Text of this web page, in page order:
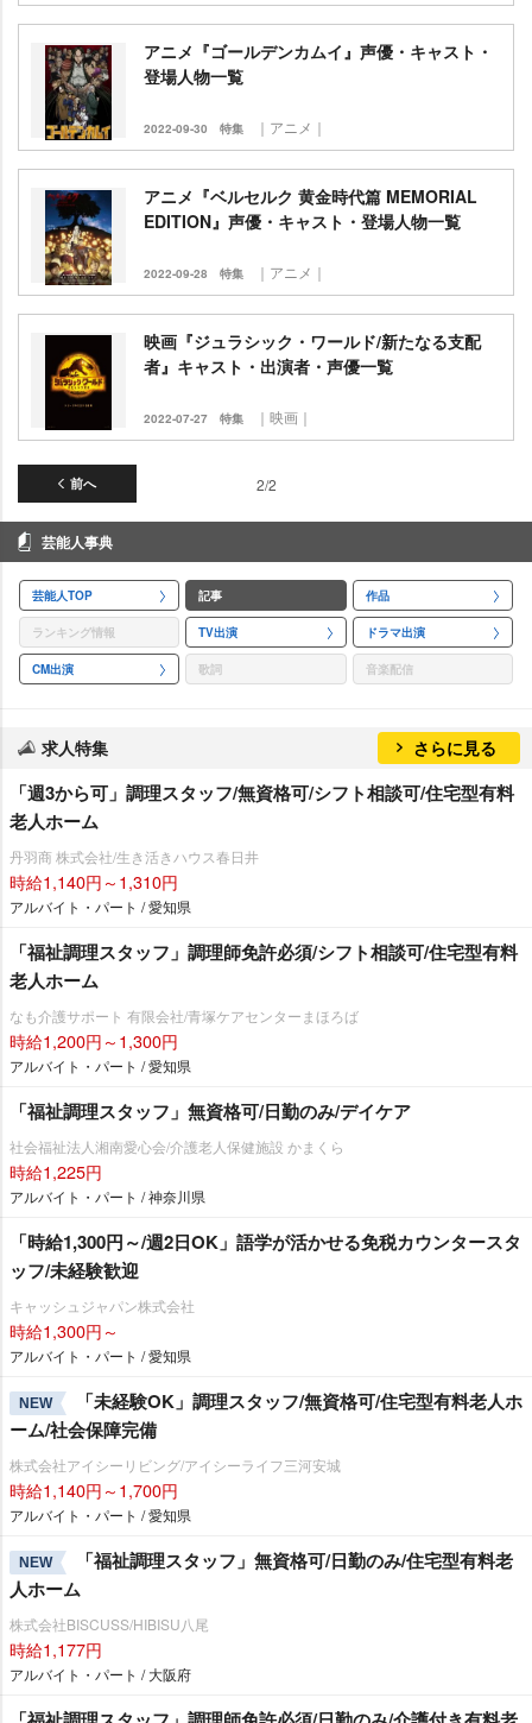
アニメ『ゴールデンカムイ』声優・キャスト・
登場人物一覧
2022-09-30 特集 ｜アニメ｜
アニメ『ベルセルク 黄金時代篇 MEMORIAL
EDITION』声優・キャスト・登場人物一覧
2022-09-28 特集 ｜アニメ｜
映画『ジュラシック・ワールド/新たなる支配
者』キャスト・出演者・声優一覧
2022-07-27 特集 ｜映画｜
前へ 2/2
芸能人事典
芸能人TOP 記事 作品
ランキング情報 TV出演 ドラマ出演
CM出演 歌詞 音楽配信
求人特集 さらに見る
「週3から可」調理スタッフ/無資格可/シフト相談可/住宅型有料
老人ホーム
丹羽商 株式会社/生き活きハウス春日井
時給1,140円～1,310円
アルバイト・パート / 愛知県
「福祉調理スタッフ」調理師免許必須/シフト相談可/住宅型有料
老人ホーム
なも介護サポート 有限会社/青塚ケアセンターまほろば
時給1,200円～1,300円
アルバイト・パート / 愛知県
「福祉調理スタッフ」無資格可/日勤のみ/デイケア
社会福祉法人湘南愛心会/介護老人保健施設 かまくら
時給1,225円
アルバイト・パート / 神奈川県
「時給1,300円～/週2日OK」語学が活かせる免税カウンタースタ
ッフ/未経験歓迎
キャッシュジャパン株式会社
時給1,300円～
アルバイト・パート / 愛知県
NEW
「未経験OK」調理スタッフ/無資格可/住宅型有料老人ホ
ーム/社会保障完備
株式会社アイシーリビング/アイシーライフ三河安城
時給1,140円～1,700円
アルバイト・パート / 愛知県
NEW
「福祉調理スタッフ」無資格可/日勤のみ/住宅型有料老
人ホーム
株式会社BISCUSS/HIBISU八尾
時給1,177円
アルバイト・パート / 大阪府